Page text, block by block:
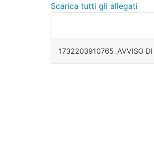
Scarica tutti gli allegati
1732203910765_AVVISO